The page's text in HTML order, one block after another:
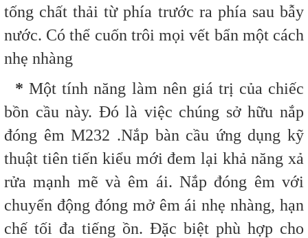
tống chất thải từ phía trước ra phía sau bẫy
nước. Có thể cuốn trôi mọi vết bẩn một cách
nhẹ nhàng
* Một tính năng làm nên giá trị của chiếc
bồn cầu này. Đó là việc chúng sở hữu nắp
đóng êm M232 .Nắp bàn cầu ứng dụng kỹ
thuật tiên tiến kiểu mới đem lại khả năng xả
rửa mạnh mẽ và êm ái. Nắp đóng êm với
chuyển động đóng mở êm ái nhẹ nhàng, hạn
chế tối đa tiếng ồn. Đặc biệt phù hợp cho